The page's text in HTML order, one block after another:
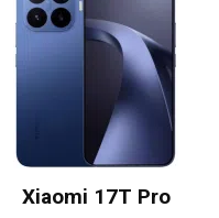
Xiaomi 17T Pro